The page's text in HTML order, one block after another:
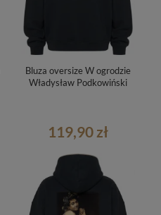
Bluza oversize W ogrodzie
Władysław Podkowiński
119,90 zł